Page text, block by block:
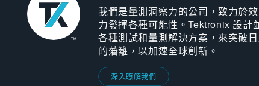
我們是量測洞察力的公司，致力於
力發揮各種可能性。Tektronix 設計
各種測試和量測解決方案，來突破
的藩籬，以加速全球創新。
深入瞭解我們